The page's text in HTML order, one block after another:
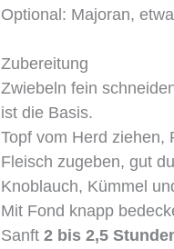
Optional: Majoran,
Zubereitung
Zwiebeln fein
ist die Basis.
Topf vom Herd ziehen,
Fleisch zugeben, gut
Knoblauch, Kümmel
Mit Fond knapp
Sanft2 bis 2,5